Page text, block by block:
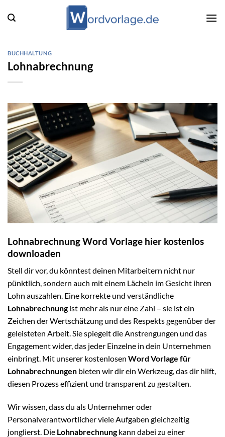
Inhalt
BUCHHALTUNG
Lohnabrechnung
Lohnabrechnung Word Vorlage hier kostenlos
downloaden
Stell dir vor, du könntest deinen Mitarbeitern nicht nur
pünktlich, sondern auch mit einem Lächeln im Gesicht ihren
Lohn auszahlen. Eine korrekte und verständliche
Lohnabrechnungist mehr als nur eine Zahl – sie ist ein
Zeichen der Wertschätzung und des Respekts gegenüber der
geleisteten Arbeit. Sie spiegelt die Anstrengungen und das
Engagement wider, das jeder Einzelne in dein Unternehmen
einbringt. Mit unserer kostenlosen Word Vorlage für
Lohnabrechnungen bieten wir dir ein Werkzeug, das dir hilft,
diesen Prozess effizient und transparent zu gestalten.
Wir wissen, dass du als Unternehmer oder
Personalverantwortlicher viele Aufgaben gleichzeitig
jonglierst. Die Lohnabrechnungkann dabei zu einer